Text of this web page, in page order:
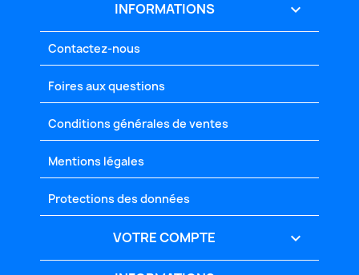
INFORMATIONS 
Contactez-nous
Foires aux questions
Conditions générales de ventes
Mentions légales
Protections des données
VOTRE COMPTE 